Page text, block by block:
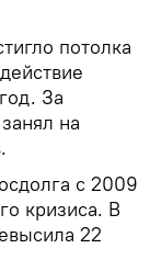
потолка
За
на
с 2009
кризиса. В
22